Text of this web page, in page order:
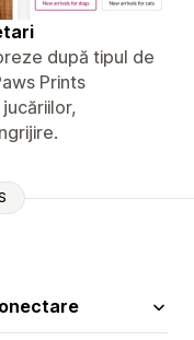
după tipul de
Prints